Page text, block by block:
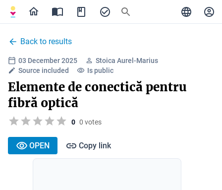
Back to results
03 December 2025
Stoica Aurel-Marius
Source included
Is public
Elemente de conectică pentru
fibră optică
0 0 votes
OPEN Copy link